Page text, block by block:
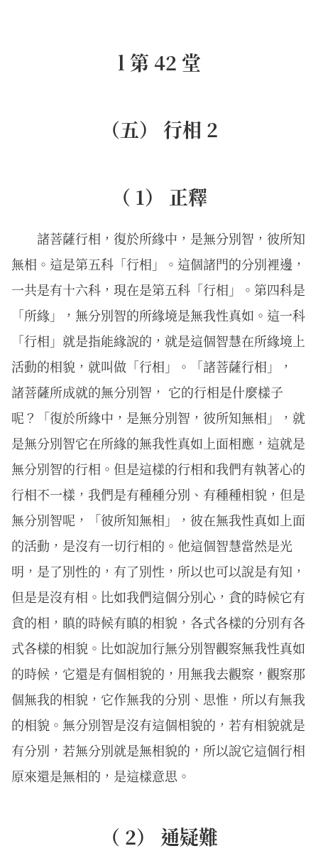
l 第 42 堂
（五） 行相 2
（ 1） 正釋
諸菩薩行相，復於所緣中，是無分別智，彼所知
無相。這是第五科「行相」。這個諸門的分別裡邊，
一共是有十六科，現在是第五科「行相」。第四科是
「所緣」，無分別智的所緣境是無我性真如。這一科
「行相」就是指能緣說的，就是這個智慧在所緣境上
活動的相貌，就叫做「行相」。「諸菩薩行相」，
諸菩薩所成就的無分別智， 它的行相是什麼樣子
呢？「復於所緣中，是無分別智，彼所知無相」，就
是無分別智它在所緣的無我性真如上面相應，這就是
無分別智的行相。但是這樣的行相和我們有執著心的
行相不一樣，我們是有種種分別、有種種相貌，但是
無分別智呢，「彼所知無相」，彼在無我性真如上面
的活動，是沒有一切行相的。他這個智慧當然是光
明，是了別性的，有了別性，所以也可以說是有知，
但是是沒有相。比如我們這個分別心，貪的時候它有
貪的相，瞋的時候有瞋的相貌，各式各樣的分別有各
式各樣的相貌。比如說加行無分別智觀察無我性真如
的時候，它還是有個相貌的，用無我去觀察，觀察那
個無我的相貌，它作無我的分別、思惟，所以有無我
的相貌。無分別智是沒有這個相貌的，若有相貌就是
有分別，若無分別就是無相貌的，所以說它這個行相
原來還是無相的，是這樣意思。
（ 2） 通疑難